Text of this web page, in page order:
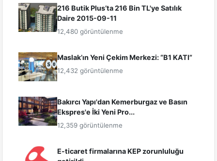
216 Butik Plus’ta 216 Bin TL'ye Satılık
Daire 2015-09-11
12,480 görüntülenme
Maslak’ın Yeni Çekim Merkezi: “B1 KATI”
12,432 görüntülenme
Bakırcı Yapı'dan Kemerburgaz ve Basın
Ekspres'e İki Yeni Pro...
12,359 görüntülenme
E-ticaret firmalarına KEP zorunluluğu